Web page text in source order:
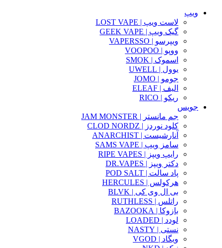
ویپ
لاست ویپ | LOST VAPE
گیک ویپ | GEEK VAPE
ویپرسو | VAPERSSO
ووپو | VOOPOO
اسموک | SMOK
یوول | UWELL
جومو | JOMO
الیف | ELEAF
ریکو | RICO
جویس
جم مانستر | JAM MONSTER
کلود نوردز | CLOD NORDZ
آنارشیست | ANARCHIST
سامز ویپ | SAMS VAPE
رایپ ویپز | RIPE VAPES
دکتر ویپز | DR.VAPES
پاد سالت | POD SALT
هرکولس | HERCULES
بی ال وی کی | BLVK
راتلس | RUTHLESS
بازوکا | BAZOOKA
لودد | LOADED
نستی | NASTY
ویگاد | VGOD